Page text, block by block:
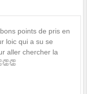
points de pris en
loic qui a su se
aller chercher la